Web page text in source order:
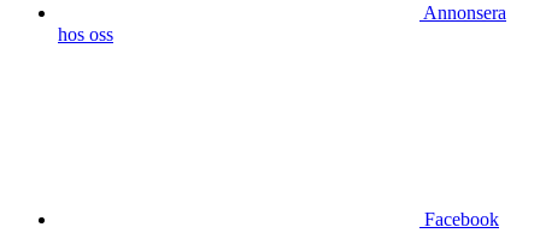
Annonsera
hos oss
Facebook